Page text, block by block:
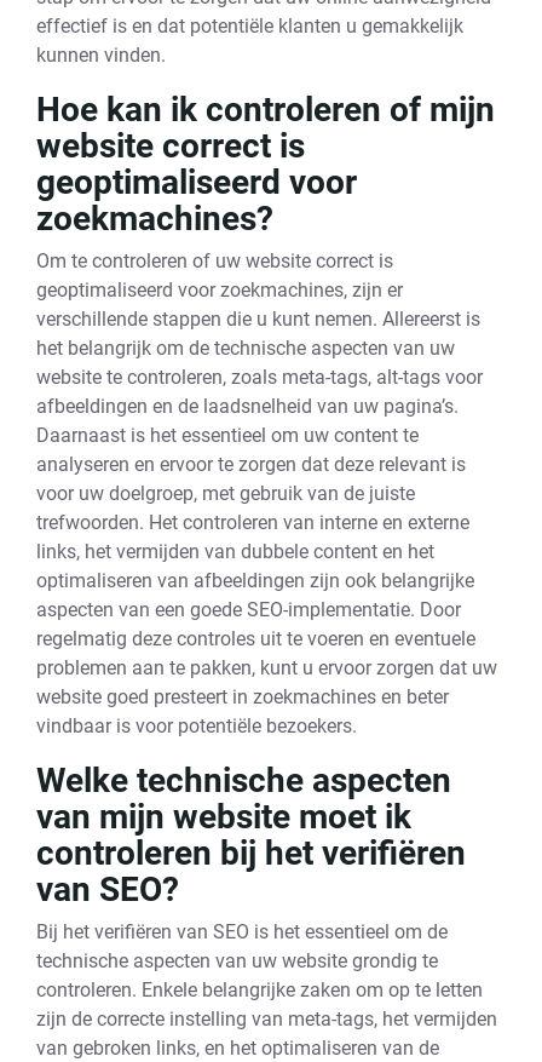
effectief is en dat potentiële klanten u gemakkelijk
kunnen vinden.
Hoe kan ik controleren of mijn
website correct is
geoptimaliseerd voor
zoekmachines?
Om te controleren of uw website correct is
geoptimaliseerd voor zoekmachines, zijn er
verschillende stappen die u kunt nemen. Allereerst is
het belangrijk om de technische aspecten van uw
website te controleren, zoals meta-tags, alt-tags voor
afbeeldingen en de laadsnelheid van uw pagina’s.
Daarnaast is het essentieel om uw content te
analyseren en ervoor te zorgen dat deze relevant is
voor uw doelgroep, met gebruik van de juiste
trefwoorden. Het controleren van interne en externe
links, het vermijden van dubbele content en het
optimaliseren van afbeeldingen zijn ook belangrijke
aspecten van een goede SEO-implementatie. Door
regelmatig deze controles uit te voeren en eventuele
problemen aan te pakken, kunt u ervoor zorgen dat uw
website goed presteert in zoekmachines en beter
vindbaar is voor potentiële bezoekers.
Welke technische aspecten
van mijn website moet ik
controleren bij het verifiëren
van SEO?
Bij het verifiëren van SEO is het essentieel om de
technische aspecten van uw website grondig te
controleren. Enkele belangrijke zaken om op te letten
zijn de correcte instelling van meta-tags, het vermijden
van gebroken links, en het optimaliseren van de